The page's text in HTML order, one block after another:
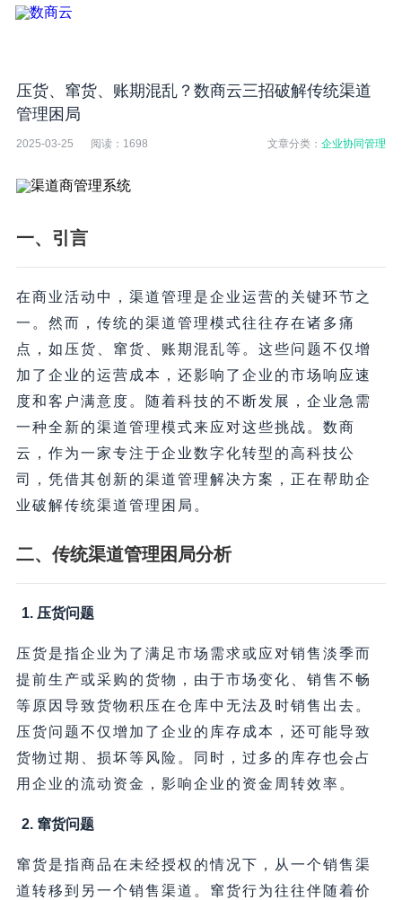
压货、窜货、账期混乱？数商云三招破解传统渠道
管理困局
2025-03-25 阅读： 1698 文章分类：企业协同管理
一、引言
在商业活动中，渠道管理是企业运营的关键环节之
一。然而，传统的渠道管理模式往往存在诸多痛
点，如压货、窜货、账期混乱等。这些问题不仅增
加了企业的运营成本，还影响了企业的市场响应速
度和客户满意度。随着科技的不断发展，企业急需
一种全新的渠道管理模式来应对这些挑战。数商
云，作为一家专注于企业数字化转型的高科技公
司，凭借其创新的渠道管理解决方案，正在帮助企
业破解传统渠道管理困局。
二、传统渠道管理困局分析
1. 压货问题
压货是指企业为了满足市场需求或应对销售淡季而
提前生产或采购的货物，由于市场变化、销售不畅
等原因导致货物积压在仓库中无法及时销售出去。
压货问题不仅增加了企业的库存成本，还可能导致
货物过期、损坏等风险。同时，过多的库存也会占
用企业的流动资金，影响企业的资金周转效率。
2. 窜货问题
窜货是指商品在未经授权的情况下，从一个销售渠
道转移到另一个销售渠道。窜货行为往往伴随着价